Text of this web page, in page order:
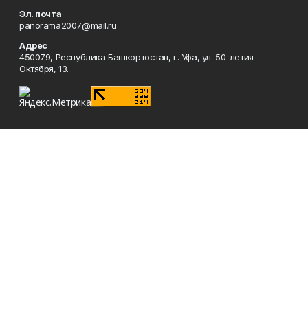
Эл. почта
panorama2007@mail.ru
Адрес
450079, Республика Башкортостан, г. Уфа, ул. 50-летия
Октября, 13.